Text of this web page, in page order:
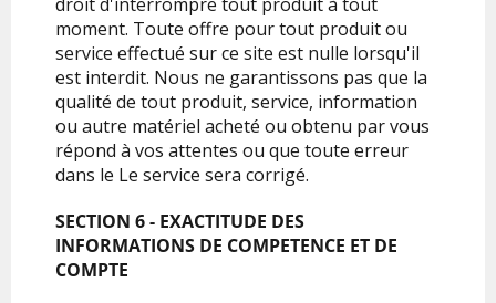
moment. Toute offre pour tout produit ou
service effectué sur ce site est nulle lorsqu'il
est interdit. Nous ne garantissons pas que la
qualité de tout produit, service, information
ou autre matériel acheté ou obtenu par vous
répond à vos attentes ou que toute erreur
dans le Le service sera corrigé.
SECTION 6 - EXACTITUDE DES
INFORMATIONS DE COMPETENCE ET DE
COMPTE